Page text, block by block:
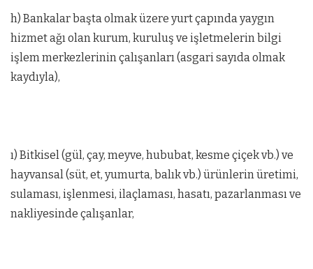
h) Bankalar başta olmak üzere yurt çapında yaygın
hizmet ağı olan kurum, kuruluş ve işletmelerin bilgi
işlem merkezlerinin çalışanları (asgari sayıda olmak
kaydıyla),
ı) Bitkisel (gül, çay, meyve, hububat, kesme çiçek vb.) ve
hayvansal (süt, et, yumurta, balık vb.) ürünlerin üretimi,
sulaması, işlenmesi, ilaçlaması, hasatı, pazarlanması ve
nakliyesinde çalışanlar,